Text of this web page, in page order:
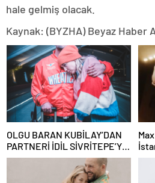
hale gelmiş olacak.
Kaynak: (BYZHA) Beyaz Haber
OLGU BARAN KUBİLAY’DAN
PARTNERİ İDİL SİVRİTEPE’YE
ÖVGÜ DOLU SÖZLER!